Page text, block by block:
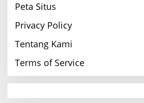
Peta Situs
Privacy Policy
Tentang Kami
Terms of Service